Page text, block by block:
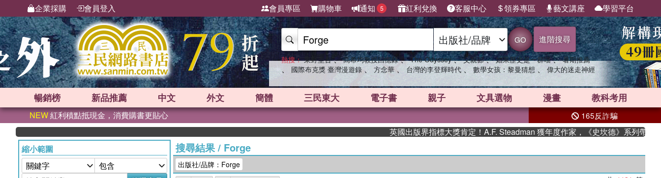
企業採購 會員登入 會員專區 購物車 通知 5 紅利兌換 客服中心 領券專區 藝文講座 學習平台
GO 進階搜尋
熱搜： 東野圭吾 、 高希均教授回憶錄 、 The Odyssey 、 父親節 、 如果歷史是一群喵 、 暑期推薦
、 國際布克獎 臺灣漫遊錄 、 方念華 、 台灣的李登輝時代 、 數學女孩：黎曼猜想 、 偉大的迷走神經
暢銷榜 新品推薦 中文 外文 簡體 三民東大 電子書 親子 文具選物 漫畫 教科考用
NEW紅利積點抵現金，消費購書更貼心 165反詐騙
英國出版界指標大獎肯定！A.F. Steadman 獲年度作家，《史坎德》系列帶你踏上熱血奇
縮小範圍
搜尋結果/ Forge
出版社/品牌：Forge